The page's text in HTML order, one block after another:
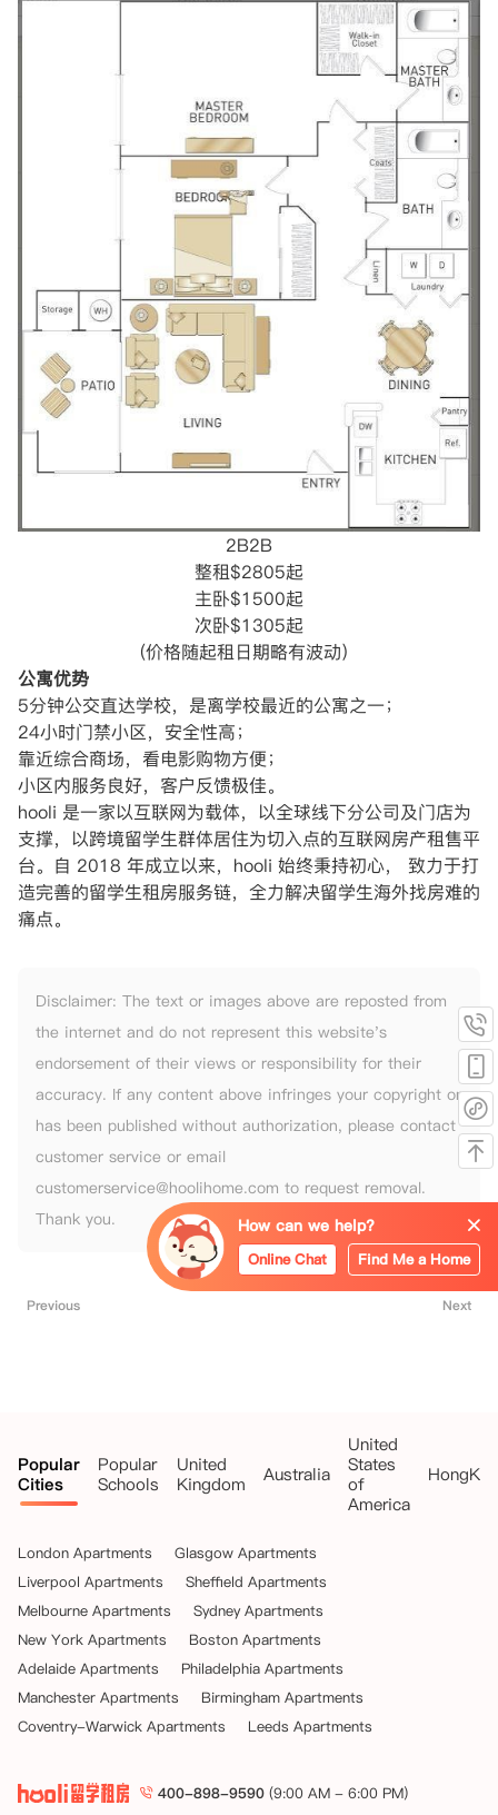
2B2B
整租$2805起
主卧$1500起
次卧$1305起
(价格随起租日期略有波动）
公寓优势
5分钟公交直达学校，是离学校最近的公寓之一；
24小时门禁小区，安全性高；
靠近综合商场，看电影购物方便；
小区内服务良好，客户反馈极佳。
hooli 是一家以互联网为载体，以全球线下分公司及门店为
支撑，以跨境留学生群体居住为切入点的互联网房产租售平
台。自 2018 年成立以来，hooli 始终秉持初心， 致力于打
造完善的留学生租房服务链，全力解决留学生海外找房难的
痛点。
Disclaimer: The text or images above are reposted from
the internet and do not represent this website's
endorsement of their views or responsibility for their
accuracy. If any content above infringes your copyright or
has been published without authorization, please contact
customer service or email
customerservice@hoolihome.com to request removal.
Thank you.
Previous Next
Popular
Cities
Popular
Schools
United
Kingdom
Australia
United
States
of
America
London Apartments
Glasgow Apartments
Liverpool Apartments
Sheffield Apartments
Melbourne Apartments
Sydney Apartments
New York Apartments
Boston Apartments
Adelaide Apartments
Philadelphia Apartments
Manchester Apartments
Birmingham Apartments
Coventry-Warwick Apartments
Leeds Apartments
400-898-9590 (9:00 AM - 6:00 PM)
How can we help?
Online Chat Find Me a Home